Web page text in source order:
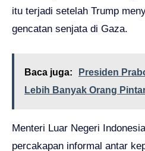
itu terjadi setelah Trump
gencatan senjata di Gaza.
Baca juga:
Presiden
Lebih Banyak Orang
Menteri Luar Negeri
percakapan informal antar